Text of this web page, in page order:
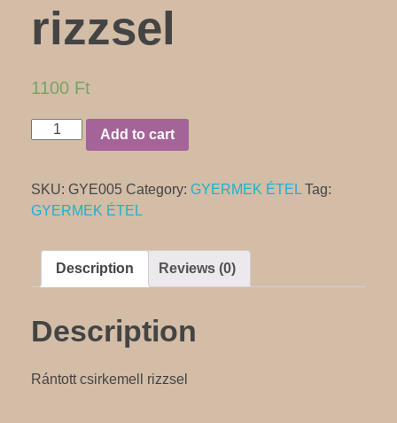
RENDEZVÉNYEK
ESKÜVŐ
SZÜLETÉSNAP
PROGRAMOK, MŰSORESTEK
RÓLUNK
KAPCSOLAT
rizzsel
1100 Ft
Rántott
csirkemell
quantity
Add to cart
SKU: GYE005 Category: GYERMEK ÉTEL Tag:
GYERMEK ÉTEL
Description Reviews (0)
Description
Rántott csirkemell rizzsel